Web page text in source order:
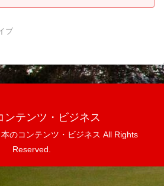
ブ
ンテンツ・ビジネス
のコンテンツ・ビジネス All Rights
Reserved.